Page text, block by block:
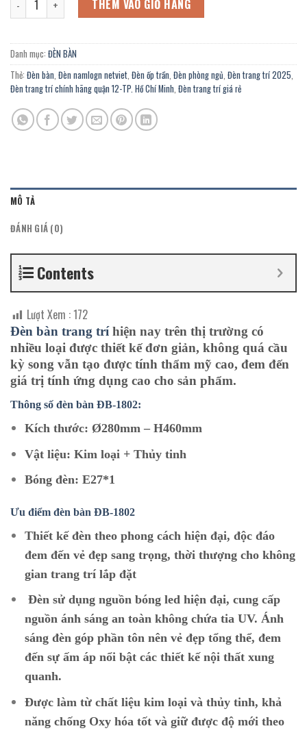
1.257.000 ₫.
là:
691.000 ₫.
THÊM VÀO GIỎ HÀNG
Danh mục: ĐÈN BÀN
Thẻ: Đèn bàn, Đèn namlogn netviet, Đèn ốp trần, Đèn phòng ngủ, Đèn trang trí 2025,
Đèn trang trí chính hãng quận 12-TP. Hồ Chí Minh, Đèn trang trí giá rẻ
MÔ TẢ
ĐÁNH GIÁ (0)
Contents
Lượt Xem :172
Đèn bàn trang trí hiện nay trên thị trường có
nhiều loại được thiết kế đơn giản, không quá cầu
kỳ song vẫn tạo được tính thẩm mỹ cao, đem đến
giá trị tính ứng dụng cao cho sản phẩm.
Thông số đèn bàn ĐB-1802:
Kích thước: Ø280mm – H460mm
Vật liệu: Kim loại + Thủy tinh
Bóng đèn: E27*1
Ưu điểm đèn bàn ĐB-1802
Thiết kế đèn theo phong cách hiện đại, độc đáo
đem đến vẻ đẹp sang trọng, thời thượng cho không
gian trang trí lắp đặt
Đèn sử dụng nguồn bóng led hiện đại, cung cấp
nguồn ánh sáng an toàn không chứa tia UV. Ánh
sáng đèn góp phần tôn nên vẻ đẹp tổng thể, đem
đến sự ấm áp nổi bật các thiết kế nội thất xung
quanh.
Được làm từ chất liệu kim loại và thủy tinh, khả
năng chống Oxy hóa tốt và giữ được độ mới theo